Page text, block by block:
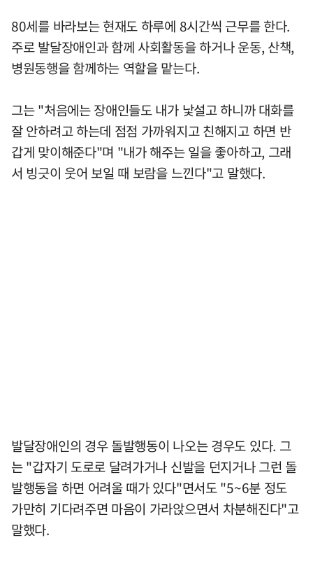
80세를 바라보는 현재도 하루에 8시간씩 근무를 한다.
주로 발달장애인과 함께 사회활동을 하거나 운동, 산책,
병원동행을 함께하는 역할을 맡는다.
그는 "처음에는 장애인들도 내가 낯설고 하니까 대화를
잘 안하려고 하는데 점점 가까워지고 친해지고 하면 반
갑게 맞이해준다"며 "내가 해주는 일을 좋아하고, 그래
서 빙긋이 웃어 보일 때 보람을 느낀다"고 말했다.
발달장애인의 경우 돌발행동이 나오는 경우도 있다. 그
는 "갑자기 도로로 달려가거나 신발을 던지거나 그런 돌
발행동을 하면 어려울 때가 있다"면서도 "5~6분 정도
가만히 기다려주면 마음이 가라앉으면서 차분해진다"고
말했다.